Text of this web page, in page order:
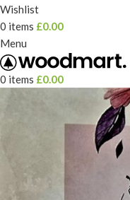
Wishlist
0 items £0.00
Menu
0 items £0.00